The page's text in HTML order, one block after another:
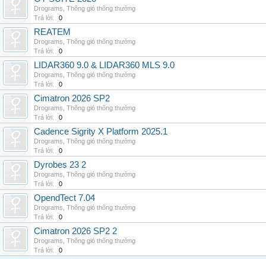
Drograms Thông gió thông thường
Trả lời:
0
REATEM
Drograms Thông gió thông thường
Trả lời:
0
LIDAR360 9.0 & LIDAR360 MLS 9.0
Drograms Thông gió thông thường
Trả lời:
0
Cimatron 2026 SP2
Drograms Thông gió thông thường
Trả lời:
0
Cadence Sigrity X Platform 2025.1
Drograms Thông gió thông thường
Trả lời:
0
Dyrobes 23 2
Drograms Thông gió thông thường
Trả lời:
0
OpendTect 7.04
Drograms Thông gió thông thường
Trả lời:
0
Cimatron 2026 SP2 2
Drograms Thông gió thông thường
Trả lời:
0